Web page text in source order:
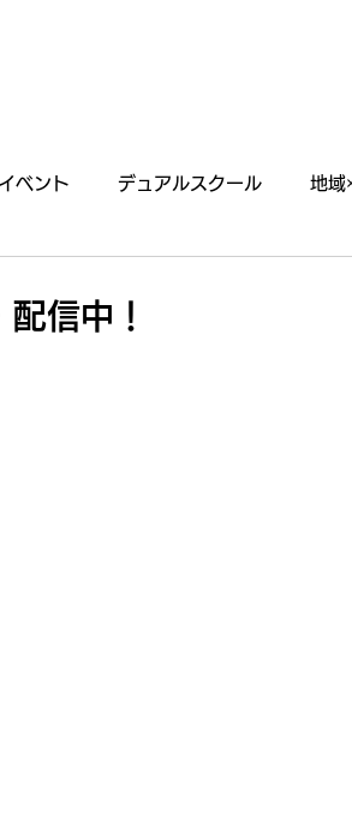
ベント デュアルスクール 地域
報
信中！